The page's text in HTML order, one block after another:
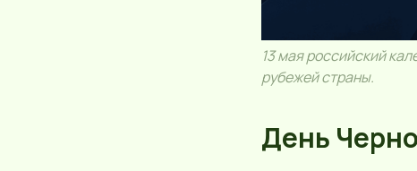
13 мая российский
рубежей страны.
День